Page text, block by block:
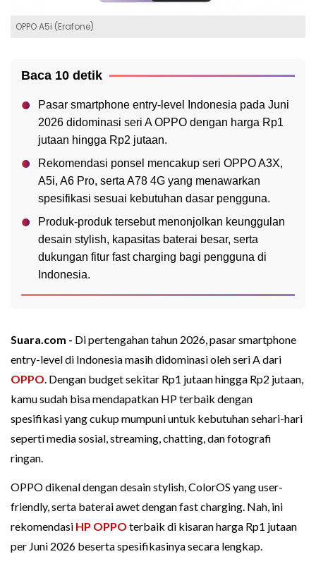
OPPO A5i (Erafone)
Baca 10 detik
Pasar smartphone entry-level Indonesia pada Juni
2026 didominasi seri A OPPO dengan harga Rp1
jutaan hingga Rp2 jutaan.
Rekomendasi ponsel mencakup seri OPPO A3X,
A5i, A6 Pro, serta A78 4G yang menawarkan
spesifikasi sesuai kebutuhan dasar pengguna.
Produk-produk tersebut menonjolkan keunggulan
desain stylish, kapasitas baterai besar, serta
dukungan fitur fast charging bagi pengguna di
Indonesia.
Suara.com - Di pertengahan tahun 2026, pasar smartphone
entry-level di Indonesia masih didominasi oleh seri A dari
OPPO. Dengan budget sekitar Rp1 jutaan hingga Rp2 jutaan,
kamu sudah bisa mendapatkan HP terbaik dengan
spesifikasi yang cukup mumpuni untuk kebutuhan sehari-hari
seperti media sosial, streaming, chatting, dan fotografi
ringan.
OPPO dikenal dengan desain stylish, ColorOS yang user-
friendly, serta baterai awet dengan fast charging. Nah, ini
rekomendasi HP OPPO terbaik di kisaran harga Rp1 jutaan
per Juni 2026 beserta spesifikasinya secara lengkap.